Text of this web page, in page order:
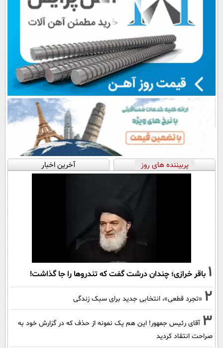
پربیننده های روز آخرین اخبار
1 باقر خرازی؛ چندان درشت گفت که تندروها را جا گذاشت!
2 «تجرد قطعی»، انتخابی جدید برای سبک زندگی
3 آقای رئیس جمهور! این هم یک نمونه از حذف که در گزارش خود به
صراحت انتقاد کردید